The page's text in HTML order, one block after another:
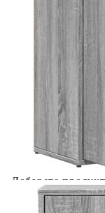
Please select
Цена на
Extraction of
Предоставената
Добавете
количката" и
вноски на
Acest tabel are
coșul de
cererii de
Предоставената
Добавете
количката" и
вноски на